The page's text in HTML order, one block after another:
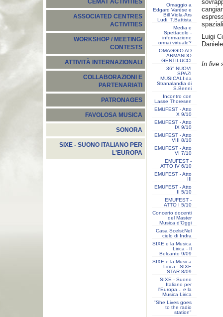
CEMAT ACTIVITIES
ASSOCIATED CENTRES
ACTIVITIES
WORKSHOP / MEETING/
CONTESTS
ATTIVITÀ INTERNAZIONALI
COLLABORAZIONI E
PARTENARIATI
PATRONAGES
FAVOLOSA MUSICA
SONORA
SIXE - SUONO ITALIANO PER
L'EUROPA
Omaggio a
Edgard Varèse e
Bill Viola-Ars
Ludi, T.Battista
Media e
Spettacolo -
informazione
ormai virtuale?
OMAGGIO AD
ARMANDO
GENTILUCCI
36° NUOVI
SPAZI
MUSICALI:da
Stranalandia di
S.Benni
Incontro con
Lasse Thoresen
EMUFEST - Atto
X 9/10
EMUFEST - Atto
IX 9/10
EMUFEST - Atto
VIII 8/10
EMUFEST - Atto
VI 7/10
EMUFEST -
ATTO IV 6/10
EMUFEST - Atto
III
EMUFEST - Atto
II 5/10
EMUFEST -
ATTO I 5/10
Concerto docenti
del Master
Musica d'Oggi
Casa Scelsi:Nel
cielo di Indra
SIXE e la Musica
Lirica - Il
Belcanto 9/09
SIXE e la Musica
Lirica - SIXE
STAR 8/09
SIXE - Suono
Italiano per
l'Europa... e la
Musica Lirica
"She Lives goes
to the radio
station"
Luigi
In live